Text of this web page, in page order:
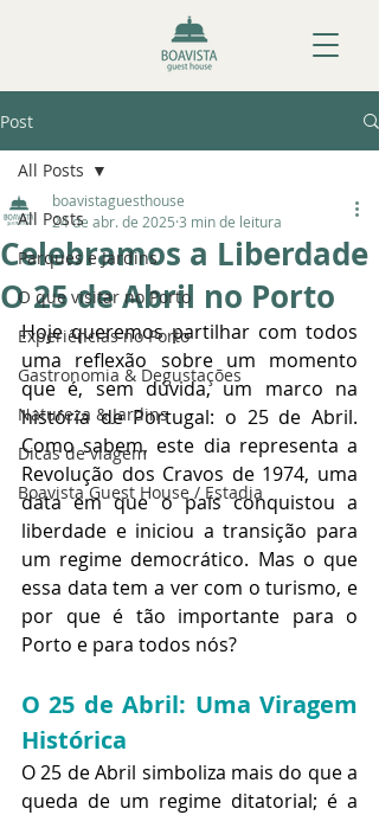
Post
All Posts
Parques e Jardins
O que visitar no Porto
Experiências no Porto
Gastronomia & Degustações
Natureza & Jardins
Dicas de viagem
Boavista Guest House / Estadia
All Posts
Celebramos a Liberdade
O 25 de Abril no Porto
boavistaguesthouse
24 de abr. de 2025 3 min de leitura
Hoje queremos partilhar com todos
uma reflexão sobre um momento
que é, sem dúvida, um marco na
história de Portugal: o 25 de Abril.
Como sabem, este dia representa a
Revolução dos Cravos de 1974, uma
data em que o país conquistou a
liberdade e iniciou a transição para
um regime democrático. Mas o que
essa data tem a ver com o turismo, e
por que é tão importante para o
Porto e para todos nós?
O 25 de Abril: Uma Viragem
Histórica
O 25 de Abril simboliza mais do que a
queda de um regime ditatorial; é a